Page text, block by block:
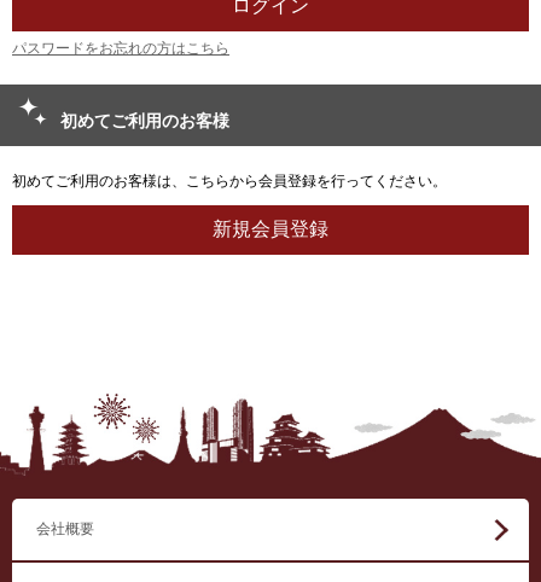
パスワードをお忘れの方はこちら
初めてご利用のお客様
初めてご利用のお客様は、こちらから会員登録を行ってください。
会社概要